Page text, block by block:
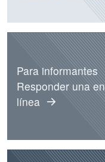
Para informantes
Responder una
línea